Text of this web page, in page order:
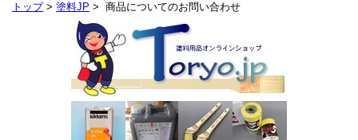
トップ> 塗料JP > 商品についてのお問い合わせ